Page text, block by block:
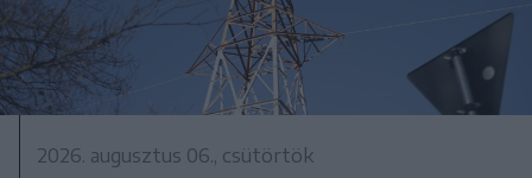
2026. augusztus 06., csütörtök